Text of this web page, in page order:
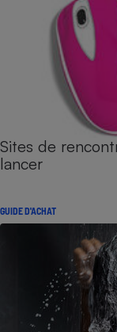
Sites de
lancer
GUIDE D'ACHAT